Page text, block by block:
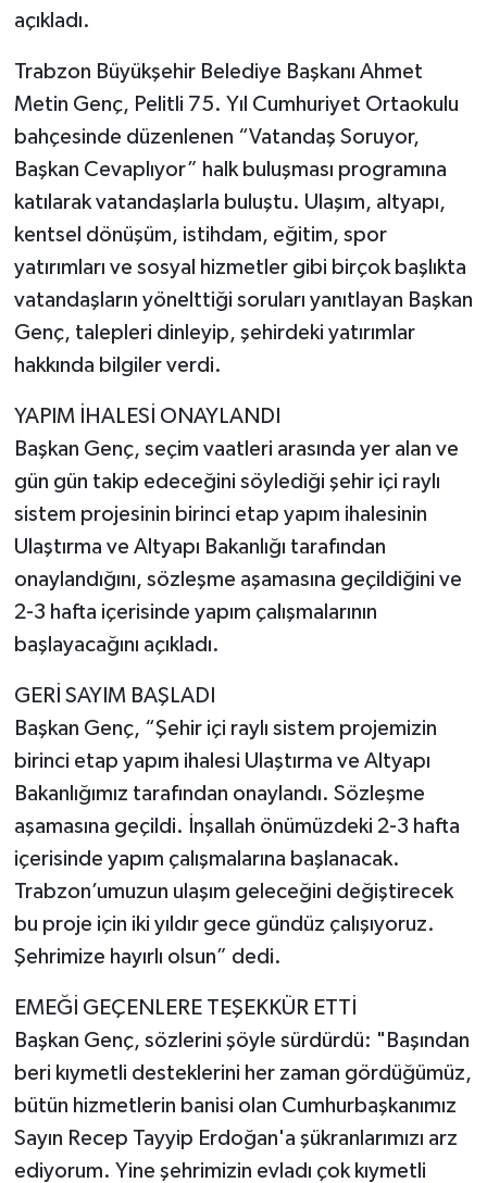
açıkladı.
Trabzon Büyükşehir Belediye Başkanı Ahmet
Metin Genç, Pelitli 75. Yıl Cumhuriyet Ortaokulu
bahçesinde düzenlenen “Vatandaş Soruyor,
Başkan Cevaplıyor” halk buluşması programına
katılarak vatandaşlarla buluştu. Ulaşım, altyapı,
kentsel dönüşüm, istihdam, eğitim, spor
yatırımları ve sosyal hizmetler gibi birçok başlıkta
vatandaşların yönelttiği soruları yanıtlayan Başkan
Genç, talepleri dinleyip, şehirdeki yatırımlar
hakkında bilgiler verdi.
YAPIM İHALESİ ONAYLANDI
Başkan Genç, seçim vaatleri arasında yer alan ve
gün gün takip edeceğini söylediği şehir içi raylı
sistem projesinin birinci etap yapım ihalesinin
Ulaştırma ve Altyapı Bakanlığı tarafından
onaylandığını, sözleşme aşamasına geçildiğini ve
2-3 hafta içerisinde yapım çalışmalarının
başlayacağını açıkladı.
GERİ SAYIM BAŞLADI
Başkan Genç, “Şehir içi raylı sistem projemizin
birinci etap yapım ihalesi Ulaştırma ve Altyapı
Bakanlığımız tarafından onaylandı. Sözleşme
aşamasına geçildi. İnşallah önümüzdeki 2-3 hafta
içerisinde yapım çalışmalarına başlanacak.
Trabzon’umuzun ulaşım geleceğini değiştirecek
bu proje için iki yıldır gece gündüz çalışıyoruz.
Şehrimize hayırlı olsun” dedi.
EMEĞİ GEÇENLERE TEŞEKKÜR ETTİ
Başkan Genç, sözlerini şöyle sürdürdü: "Başından
beri kıymetli desteklerini her zaman gördüğümüz,
bütün hizmetlerin banisi olan Cumhurbaşkanımız
Sayın Recep Tayyip Erdoğan'a şükranlarımızı arz
ediyorum. Yine şehrimizin evladı çok kıymetli